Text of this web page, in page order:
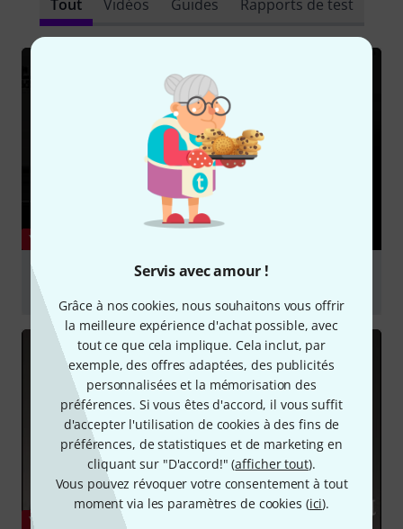
Servis avec amour !
Grâce à nos cookies, nous souhaitons vous offrir
la meilleure expérience d'achat possible, avec
tout ce que cela implique. Cela inclut, par
exemple, des offres adaptées, des publicités
personnalisées et la mémorisation des
préférences. Si vous êtes d'accord, il vous suffit
d'accepter l'utilisation de cookies à des fins de
préférences, de statistiques et de marketing en
cliquant sur "D'accord!" (afficher tout).
Vous pouvez révoquer votre consentement à tout
moment via les paramètres de cookies (ici).
Tout Vidéos Guides Rapports de test
YOUTUBE
NEW Gibson Noel Gallagher Sig! #gibson
#noelgallagher
Jouer
YOUTUBE